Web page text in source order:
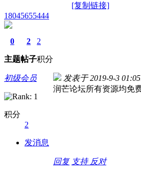
[复制链接]
18045655444
0
主题
2
帖子
2
积分
初级会员
积分
2
发消息
发表于 2019-9-3
润芒论坛所有资源均免
回复 支持 反对